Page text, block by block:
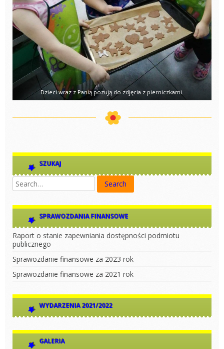
Dzieci wraz z Panią pozują do zdjęcia z pierniczkami.
SZUKAJ
SPRAWOZDANIA FINANSOWE
Raport o stanie zapewniania dostępności podmiotu
publicznego
Sprawozdanie finansowe za 2023 rok
Sprawozdanie finansowe za 2021 rok
WYDARZENIA 2021/2022
GALERIA